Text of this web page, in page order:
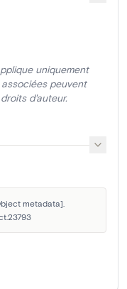
uniquement
peuvent
d'auteur.
metadata].